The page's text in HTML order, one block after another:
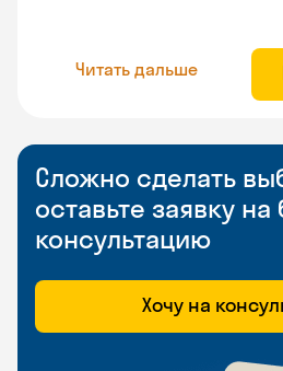
Читать дальше
Сложно сделать
оставьте заявку
консультацию
Хочу на